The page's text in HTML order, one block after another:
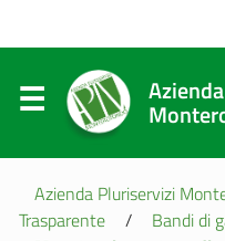
Azienda Pluriservizi
Trasparente
/ Bandi di